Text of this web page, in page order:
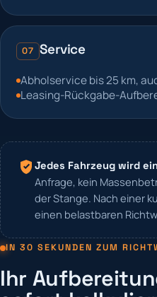
07 Service
Abholservice bis 25 km,
Leasing-Rückgabe-
Jedes Fahrzeug wird
Anfrage, kein
der Stange. Nach einer
einen belastbaren
IN 30 SEKUNDEN ZUM
Ihr